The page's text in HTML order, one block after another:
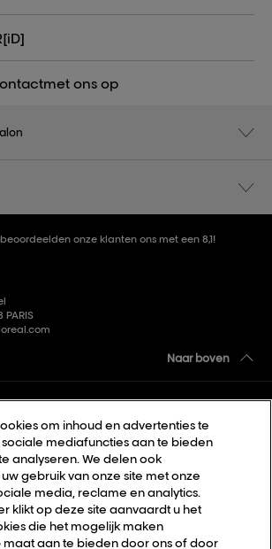
[iD]
met ons op
beoordeelden onze klanten ons met een 8,1!
PARIS
Naar boven
om inhoud en advertenties te
mediafuncties aan te bieden
analyseren. We delen ook
gebruik van onze site met onze
media, reclame en analytics.
klikt op deze site aanvaardt u het
die het mogelijk maken
maat aan te bieden door ons of door